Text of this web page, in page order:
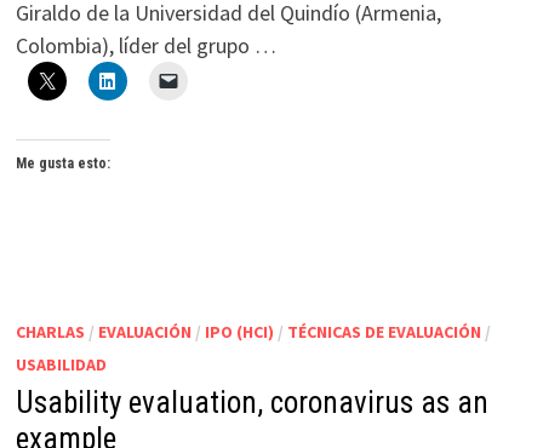
Giraldo de la Universidad del Quindío (Armenia,
Colombia), líder del grupo …
Me gusta esto:
CHARLAS / EVALUACIÓN / IPO (HCI) / TÉCNICAS DE EVALUACIÓN /
USABILIDAD
Usability evaluation, coronavirus as an
example